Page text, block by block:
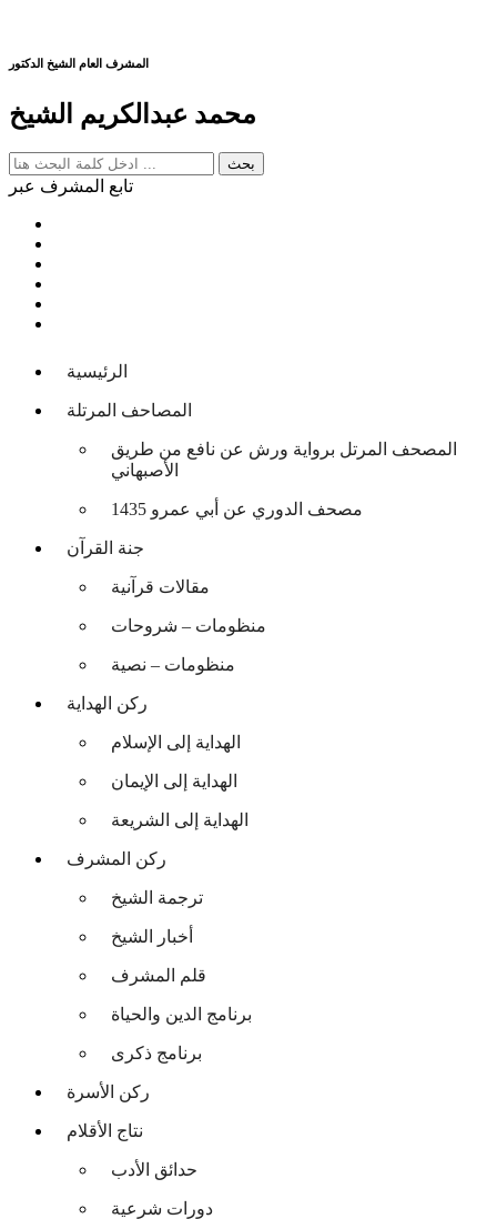
المشرف العام الشيخ الدكتور
محمد عبدالكريم الشيخ
تابع المشرف عبر
الرئيسية
المصاحف المرتلة
المصحف المرتل برواية ورش عن نافع من طريق
الأصبهاني
مصحف الدوري عن أبي عمرو 1435
جنة القرآن
مقالات قرآنية
منظومات – شروحات
منظومات – نصية
ركن الهداية
الهداية إلى الإسلام
الهداية إلى الإيمان
الهداية إلى الشريعة
ركن المشرف
ترجمة الشيخ
أخبار الشيخ
قلم المشرف
برنامج الدين والحياة
برنامج ذكرى
ركن الأسرة
نتاج الأقلام
حدائق الأدب
دورات شرعية